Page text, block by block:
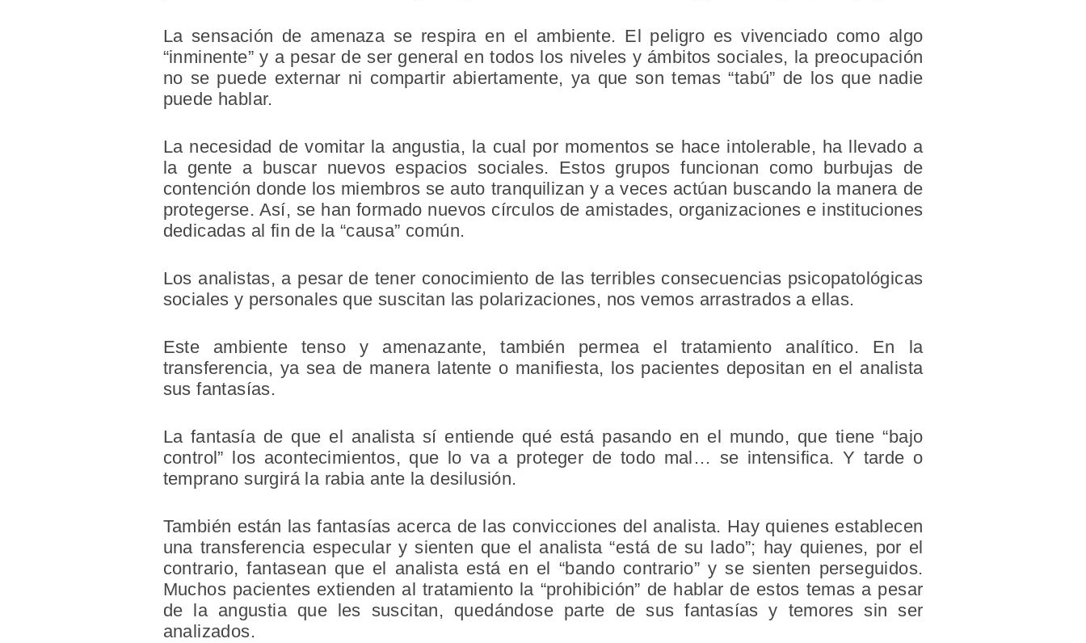
La sensación de amenaza se respira en el ambiente. El peligro es vivenciado como algo
“inminente” y a pesar de ser general en todos los niveles y ámbitos sociales, la preocupación
no se puede externar ni compartir abiertamente, ya que son temas “tabú” de los que nadie
puede hablar.
La necesidad de vomitar la angustia, la cual por momentos se hace intolerable, ha llevado a
la gente a buscar nuevos espacios sociales. Estos grupos funcionan como burbujas de
contención donde los miembros se auto tranquilizan y a veces actúan buscando la manera de
protegerse. Así, se han formado nuevos círculos de amistades, organizaciones e instituciones
dedicadas al fin de la “causa” común.
Los analistas, a pesar de tener conocimiento de las terribles consecuencias psicopatológicas
sociales y personales que suscitan las polarizaciones, nos vemos arrastrados a ellas.
Este ambiente tenso y amenazante, también permea el tratamiento analítico. En la
transferencia, ya sea de manera latente o manifiesta, los pacientes depositan en el analista
sus fantasías.
La fantasía de que el analista sí entiende qué está pasando en el mundo, que tiene “bajo
control” los acontecimientos, que lo va a proteger de todo mal… se intensifica. Y tarde o
temprano surgirá la rabia ante la desilusión.
También están las fantasías acerca de las convicciones del analista. Hay quienes establecen
una transferencia especular y sienten que el analista “está de su lado”; hay quienes, por el
contrario, fantasean que el analista está en el “bando contrario” y se sienten perseguidos.
Muchos pacientes extienden al tratamiento la “prohibición” de hablar de estos temas a pesar
de la angustia que les suscitan, quedándose parte de sus fantasías y temores sin ser
analizados.